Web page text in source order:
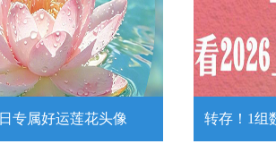
专属好运莲花头像 转存！1组